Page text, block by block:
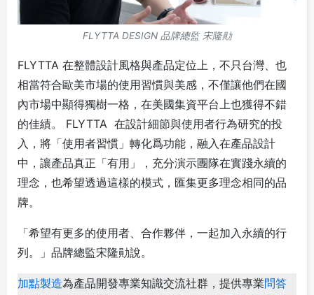
FLYTTA DESIGN 品牌總監 宋隆勛
FLYTTA 在整體設計風格與產品定位上，不只台灣、也
相當符合歐美市場的使用習慣與美感，不僅讓他們在國
內市場中顯得獨樹一格，在美國集資平台上也獲得不錯
的佳績。 FLYTTA 在設計細節與使用者行為研究的投
入，將「使用者習慣」轉化爲功能，融入在產品設計
中，讓產品真正「有用」，充分演示團隊在實踐永續的
理念，也希望透過這樣的模式，匯集更多理念相同的品
牌。
「希望有更多的使用者、合作夥伴，一起加入永續的行
列。」品牌總監宋隆勛說。
加點製造為產品開發專業知識交流社群，提供專業問答